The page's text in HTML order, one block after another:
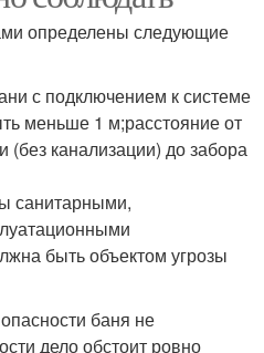
определены следующие
с подключением к системе
меньше 1 м;расстояние от
канализации) до забора
санитарными,
быть объектом угрозы
баня не
дело обстоит ровно